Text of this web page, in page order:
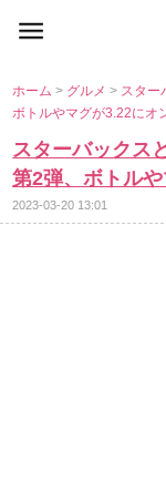
ホーム> グルメ> スター
ボトルやマグが3.22にオ
スターバックス
第2弾、ボトル
2023-03-20 13:01